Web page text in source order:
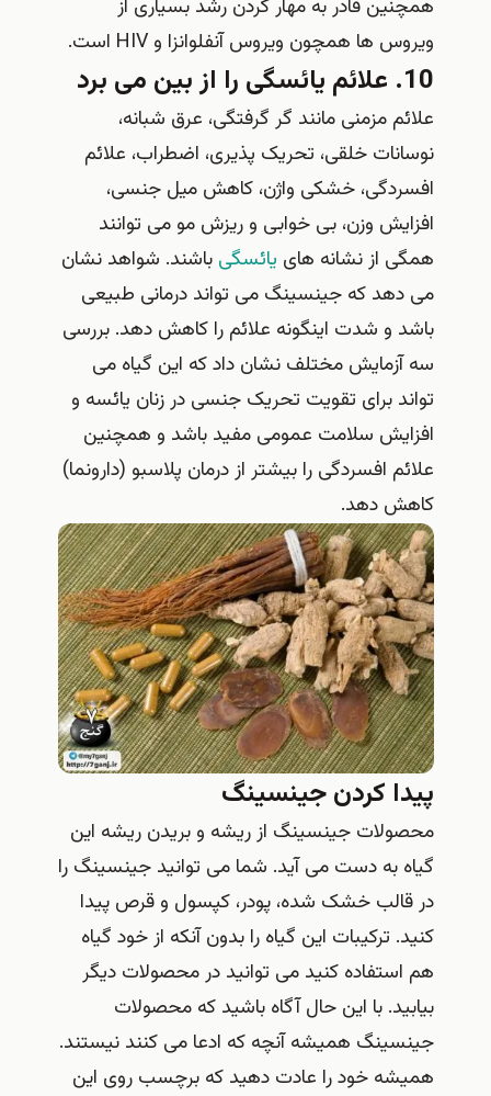
همچنین قادر به مهار کردن رشد بسیاری از
ویروس ها همچون ویروس آنفلوانزا و HIV است.
10. علائم یائسگی را از بین می برد
علائم مزمنی مانند گر گرفتگی، عرق شبانه،
نوسانات خلقی، تحریک پذیری، اضطراب، علائم
افسردگی، خشکی واژن، کاهش میل جنسی،
افزایش وزن، بی خوابی و ریزش مو می توانند
همگی از نشانه های یائسگی باشند. شواهد نشان
می دهد که جینسینگ می تواند درمانی طبیعی
باشد و شدت اینگونه علائم را کاهش دهد. بررسی
سه آزمایش مختلف نشان داد که این گیاه می
تواند برای تقویت تحریک جنسی در زنان یائسه و
افزایش سلامت عمومی مفید باشد و همچنین
علائم افسردگی را بیشتر از درمان پلاسبو (دارونما)
کاهش دهد.
پیدا کردن جینسینگ
محصولات جینسینگ از ریشه و بریدن ریشه این
گیاه به دست می آید. شما می توانید جینسینگ را
در قالب خشک شده، پودر، کپسول و قرص پیدا
کنید. ترکیبات این گیاه را بدون آنکه از خود گیاه
هم استفاده کنید می توانید در محصولات دیگر
بیابید. با این حال آگاه باشید که محصولات
جینسینگ همیشه آنچه که ادعا می کنند نیستند.
همیشه خود را عادت دهید که برچسب روی این